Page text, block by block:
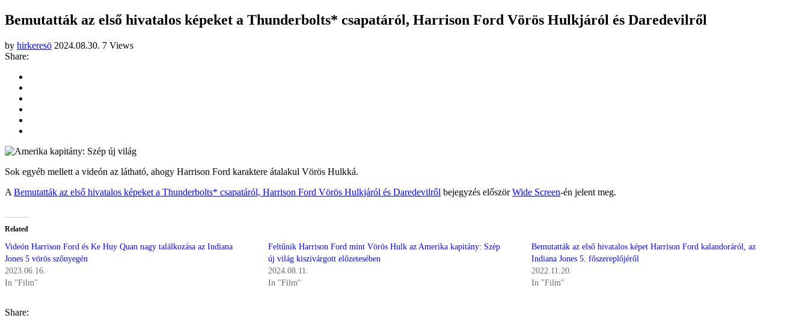
Bemutatták az első hivatalos képeket a Thunderbolts* csapatáról, Harrison Ford Vörös Hulkjáról és Daredevilről
by hirkeresö 2024.08.30. 7 Views
Share:
Sok egyéb mellett a videón az látható, ahogy Harrison Ford karaktere átalakul Vörös Hulkká.
A Bemutatták az első hivatalos képeket a Thunderbolts* csapatáról, Harrison Ford Vörös Hulkjáról és Daredevilről bejegyzés előszörWide Screen-én jelent meg.
Related
Videón Harrison Ford és Ke Huy Quan nagy találkozása az Indiana
Jones 5 vörös szőnyegén
2023.06.16.
In "Film"
Feltűnik Harrison Ford mint Vörös Hulk az Amerika kapitány: Szép
új világ kiszivárgott előzetesében
2024.08.11.
In "Film"
Bemutatták az első hivatalos képet Harrison Ford kalandoráról, az
Indiana Jones 5. főszereplőjéről
2022.11.20.
In "Film"
Share: